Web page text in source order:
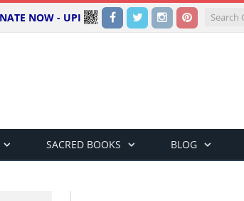
Facebook
TwitterInstagramPinterest
NOW - UPI
SACRED BOOKS BLOG